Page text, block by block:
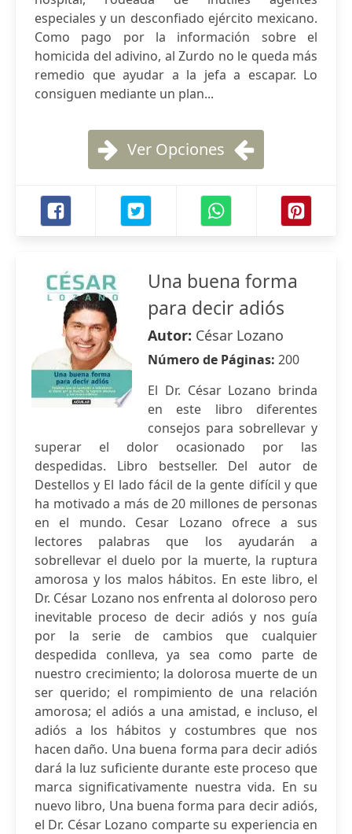
especiales y un desconfiado ejército mexicano.
Como pago por la información sobre el
homicida del adivino, al Zurdo no le queda más
remedio que ayudar a la jefa a escapar. Lo
consiguen mediante un plan...
Ver Opciones
Una buena forma
para decir adiós
Autor: César Lozano
Número de Páginas: 200
El Dr. César Lozano brinda
en este libro diferentes
consejos para sobrellevar y
superar el dolor ocasionado por las
despedidas. Libro bestseller. Del autor de
Destellos y El lado fácil de la gente difícil y que
ha motivado a más de 20 millones de personas
en el mundo. Cesar Lozano ofrece a sus
lectores palabras que los ayudarán a
sobrellevar el duelo por la muerte, la ruptura
amorosa y los malos hábitos. En este libro, el
Dr. César Lozano nos enfrenta al doloroso pero
inevitable proceso de decir adiós y nos guía
por la serie de cambios que cualquier
despedida conlleva, ya sea como parte de
nuestro crecimiento; la dolorosa muerte de un
ser querido; el rompimiento de una relación
amorosa; el adiós a una amistad, e incluso, el
adiós a los hábitos y costumbres que nos
hacen daño. Una buena forma para decir adiós
dará la luz suficiente durante este proceso que
marca significativamente nuestra vida. En su
nuevo libro, Una buena forma para decir adiós,
el Dr. César Lozano comparte su experiencia en